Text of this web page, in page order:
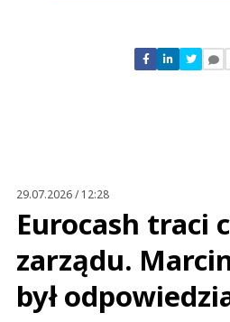
Nie znaleziono
Zostaw swoje
29.07.2026 / 12:28
Eurocash traci
zarządu.
był